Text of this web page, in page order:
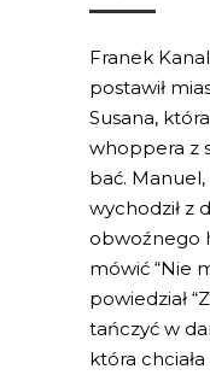
Franek
postawił
Susana,
whoppera z
bać.
wychodził z
obwoźnego
mówić “Nie
powiedział
tańczyć w
która